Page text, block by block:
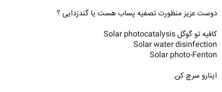
کلیک کنید تا باز شود...
دوست عزیز منظورت تصفیه پساب هست یا گندزدایی ؟
کافیه تو گوگل Solar photocatalysis
Solar water disinfection
Solar photo-Fenton
اینارو سرچ کن.